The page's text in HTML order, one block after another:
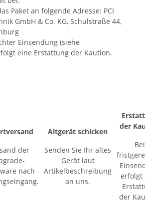
Paket an folgende Adresse: PCI
GmbH & Co. KG, Schulstraße 44,
Einsendung (siehe
eine Erstattung der Kaution.
der
nach
Altgerät schicken
Senden Sie Ihr altes
Gerät laut
Artikelbeschreibung
an uns.
der
Bei
erfolgt
der